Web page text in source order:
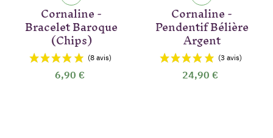
Cornaline -
Bracelet Baroque
(Chips)
6,90 €
Cornaline -
Pendentif Bélière
Argent
24,90 €